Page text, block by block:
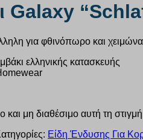
Galaxy
για φθινόπωρο και χειμώνα
ελληνικής κατασκευής
και μη διαθέσιμο αυτή τη
Είδη Ένδυσης Για